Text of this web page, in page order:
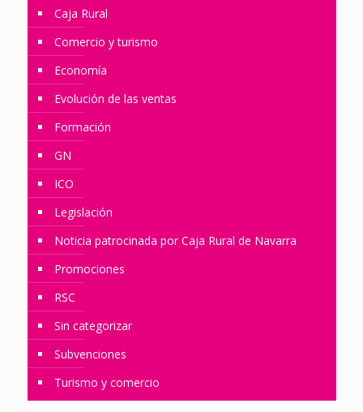
Caja Rural
Comercio y turismo
Economía
Evolución de las ventas
Formación
GN
ICO
Legislación
Noticia patrocinada por Caja Rural de Navarra
Promociones
RSC
Sin categorizar
Subvenciones
Turismo y comercio